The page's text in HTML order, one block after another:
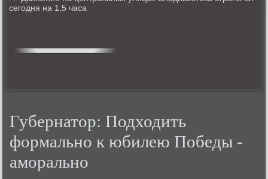
сегодня на 1,5 часа
Губернатор: Подходить
формально к юбилею Победы -
аморально